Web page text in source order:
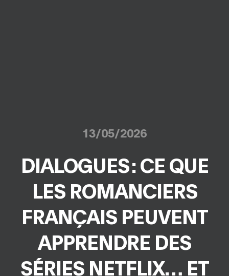
13/05/2026
DIALOGUES : CE QUE
LES ROMANCIERS
FRANÇAIS PEUVENT
APPRENDRE DES
SÉRIES NETFLIX… ET